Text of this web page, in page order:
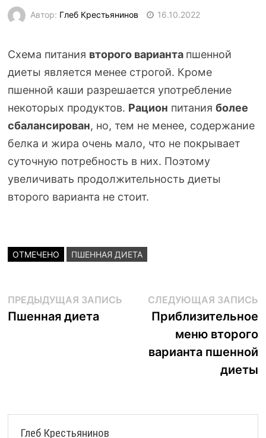
Автор: Глеб Крестьянинов 16.10.2022
Схема питания второго варианта пшенной
диеты является менее строгой. Кроме
пшенной каши разрешается употребление
некоторых продуктов. Рацион питания более
сбалансирован, но, тем не менее, содержание
белка и жира очень мало, что не покрывает
суточную потребность в них. Поэтому
увеличивать продолжительность диеты
второго варианта не стоит.
ОТМЕЧЕНО ПШЕННАЯ ДИЕТА
Навигация
по
ПРЕДЫДУЩАЯ ЗАПИСЬПредыдущая
запись:
Пшенная диета
СЛЕДУЮЩАЯ ЗАПИСЬ
Приблизительное
меню второго
варианта пшенной
диеты
Глеб Крестьянинов